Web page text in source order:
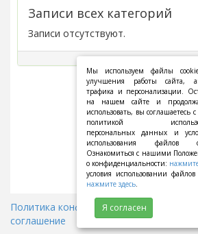
Записи всех категорий
Записи отсутствуют.
Политика конфиденциальности
соглашение
Мы используем файлы
улучшения работы сайта,
трафика и персонализации.
на нашем сайте и
использовать, вы соглашаетесь
политикой
персональных данных и
использования файлов
Ознакомиться с нашими
о конфиденциальности:
условия использовании файлов
нажмите здесь.
Я согласен